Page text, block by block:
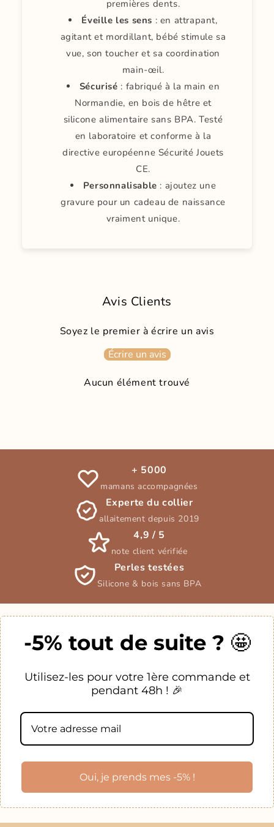
premières dents.
Éveille les sens : en attrapant,
agitant et mordillant, bébé stimule sa
vue, son toucher et sa coordination
main-œil.
Sécurisé : fabriqué à la main en
Normandie, en bois de hêtre et
silicone alimentaire sans BPA. Testé
en laboratoire et conforme à la
directive européenne Sécurité Jouets
CE.
Personnalisable : ajoutez une
gravure pour un cadeau de naissance
vraiment unique.
Avis Clients
Soyez le premier à écrire un avis
Écrire un avis
Aucun élément trouvé
+ 5000
mamans accompagnées
Experte du collier
allaitement depuis 2019
4,9 / 5
note client vérifiée
Perles testées
Silicone & bois sans BPA
-5% tout de suite ? 🤩
Utilisez-les pour votre 1ère commande et
pendant 48h ! 🎉
Oui, je prends mes -5% !